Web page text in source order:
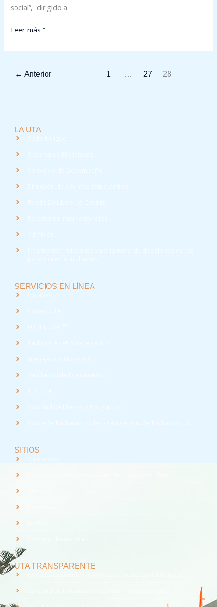
social”, dirigido a
Leer más ”
← Anterior 1 … 27 28
LA UTA
SERVICIOS EN LÍNEA
SITIOS
UTA TRANSPARENTE